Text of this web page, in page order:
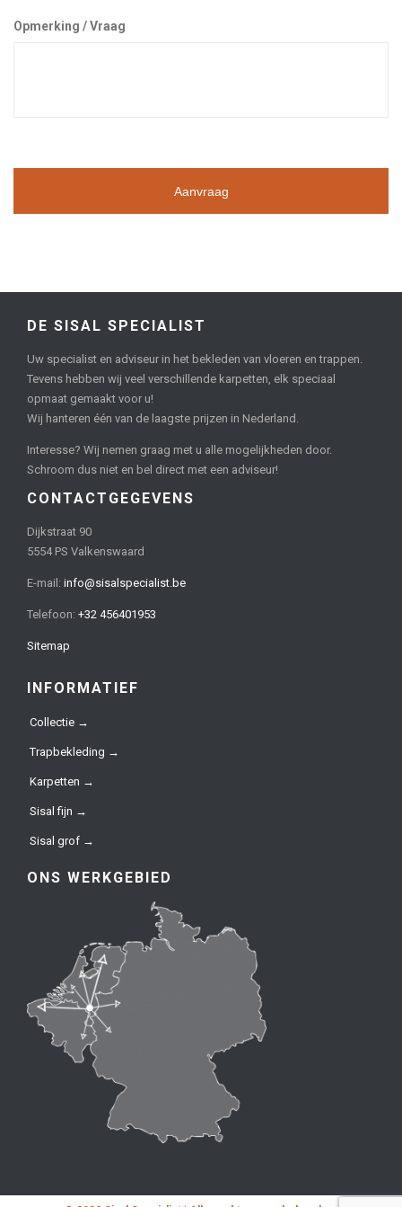
Opmerking / Vraag
DE SISAL SPECIALIST
Uw specialist en adviseur in het bekleden van vloeren en trappen.
Tevens hebben wij veel verschillende karpetten, elk speciaal
opmaat gemaakt voor u!
Wij hanteren één van de laagste prijzen in Nederland.
Interesse? Wij nemen graag met u alle mogelijkheden door.
Schroom dus niet en bel direct met een adviseur!
CONTACTGEGEVENS
Dijkstraat 90
5554 PS Valkenswaard
E-mail: info@sisalspecialist.be
Telefoon: +32 456401953
Sitemap
INFORMATIEF
Collectie →
Trapbekleding →
Karpetten →
Sisal fijn →
Sisal grof →
ONS WERKGEBIED